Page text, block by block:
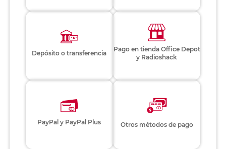
Depósito o transferencia
Pago en tienda Office Depot
y Radioshack
PayPal y PayPal Plus Otros métodos de pago